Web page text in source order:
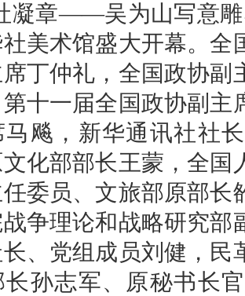
凝章——吴为山写意
美术馆盛大开幕。
丁仲礼，全国政协副
十一届全国政协副主
马飚，新华通讯社社
化部部长王蒙，全国
任委员、文旅部原部
争理论和战略研究部
、党组成员刘健，民
长孙志军、原秘书长